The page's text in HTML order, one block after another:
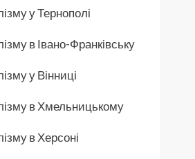
у Тернополі
в Івано-Франківську
у Вінниці
в Хмельницькому
в Херсоні